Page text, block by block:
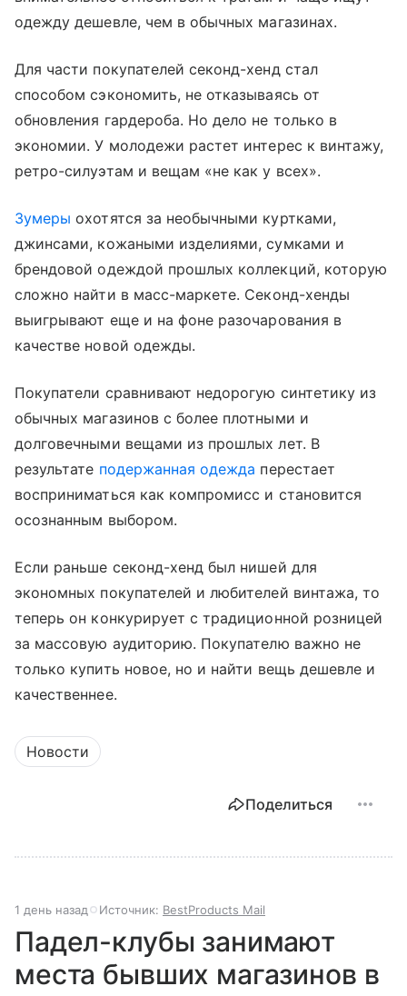
одежду дешевле, чем в обычных магазинах.
Для части покупателей секонд-хенд стал
способом сэкономить, не отказываясь от
обновления гардероба. Но дело не только в
экономии. У молодежи растет интерес к винтажу,
ретро-силуэтам и вещам «не как у всех».
Зумеры охотятся за необычными куртками,
джинсами, кожаными изделиями, сумками и
брендовой одеждой прошлых коллекций, которую
сложно найти в масс-маркете. Секонд-хенды
выигрывают еще и на фоне разочарования в
качестве новой одежды.
Покупатели сравнивают недорогую синтетику из
обычных магазинов с более плотными и
долговечными вещами из прошлых лет. В
результате подержанная одежда перестает
восприниматься как компромисс и становится
осознанным выбором.
Если раньше секонд-хенд был нишей для
экономных покупателей и любителей винтажа, то
теперь он конкурирует с традиционной розницей
за массовую аудиторию. Покупателю важно не
только купить новое, но и найти вещь дешевле и
качественнее.
Новости
Поделиться
1 день назад Источник: BestProducts Mail
Падел-клубы занимают
места бывших магазинов в